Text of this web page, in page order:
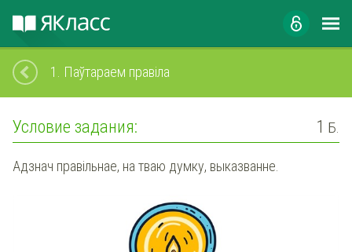
1. Паўтараем правіла
Условие задания: 1 Б.
Адзнач правільнае, на тваю думку, выказванне.